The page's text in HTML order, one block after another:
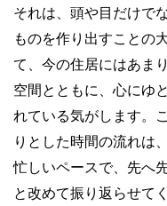
それは、頭や目だけで
ものを作り出すことの
て、今の住居にはあま
空間とともに、心にゆ
れている気がします。
りとした時間の流れは
忙しいペースで、先へ
と改めて振り返らせて